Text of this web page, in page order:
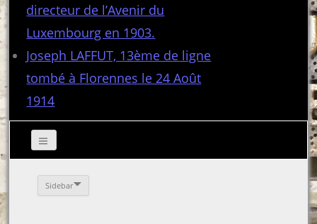
directeur de l’Avenir du
Luxembourg en 1903.
Joseph LAFFUT, 13ème de ligne
tombé à Florennes le 24 Août
1914
Sidebar